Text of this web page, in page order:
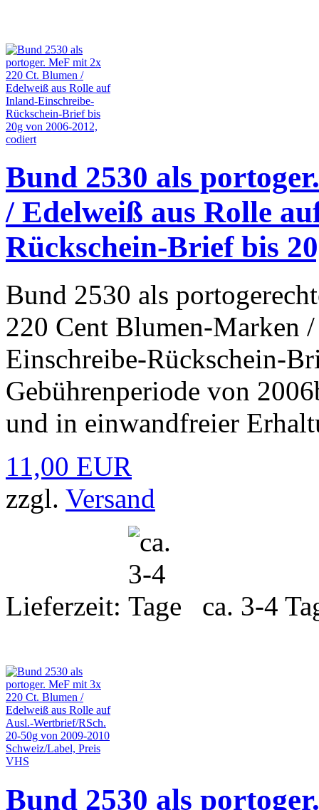
Bund 2530 als
/ Edelweiß aus Rolle
Rückschein-Brief bis
Bund 2530 als
220 Cent Blumen-Marken
Einschreibe-Rückschein-
Gebührenperiode von
und in einwandfreier
11,00 EUR
zzgl. Versand
Lieferzeit: ca. 3-4
Bund 2530 als